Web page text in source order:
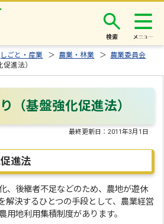
検索
しごと・産業 ＞ 農業・林業 ＞ 農業委員会
進法）
（基盤強化促進法）
最終更新日：2011年3月1日
進法
、後継者不足などのため、農地が遊休
解決するひとつの手段として、農業経営
用地利用集積制度があります。